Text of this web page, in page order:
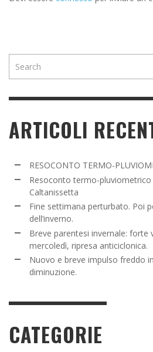
ARTICOLI
RESOCONTO TERMO-
Resoconto termo-pluviometrico
Caltanissetta
Fine settimana perturbato. Poi
dell’inverno.
Breve parentesi invernale:
mercoledì, ripresa anticiclonica.
Nuovo e breve impulso freddo
diminuzione.
CATEGORIE